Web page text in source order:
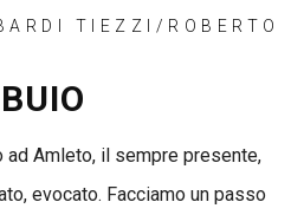
TIEZZI/ROBERTO
ad Amleto, il sempre presente,
evocato. Facciamo un passo